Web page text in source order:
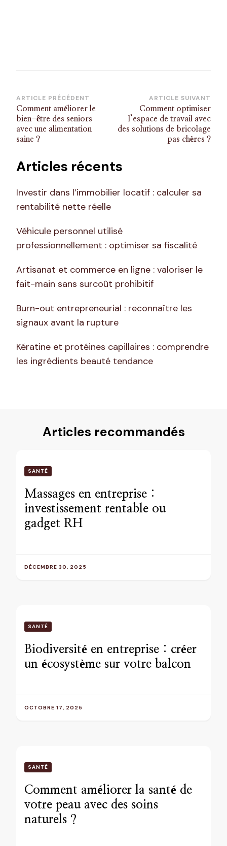
Navigation
d’article
ARTICLE PRÉCÉDENT
Comment améliorer le
bien-être des seniors
avec une alimentation
saine ?
ARTICLE SUIVANT
Comment optimiser
l’espace de travail avec
des solutions de bricolage
pas chères ?
Articles récents
Investir dans l’immobilier locatif : calculer sa
rentabilité nette réelle
Véhicule personnel utilisé
professionnellement : optimiser sa fiscalité
Artisanat et commerce en ligne : valoriser le
fait-main sans surcoût prohibitif
Burn-out entrepreneurial : reconnaître les
signaux avant la rupture
Kératine et protéines capillaires : comprendre
les ingrédients beauté tendance
Articles recommandés
SANTÉ
Massages en entreprise :
investissement rentable ou
gadget RH
DÉCEMBRE 30, 2025
SANTÉ
Biodiversité en entreprise : créer
un écosystème sur votre balcon
OCTOBRE 17, 2025
SANTÉ
Comment améliorer la santé de
votre peau avec des soins
naturels ?